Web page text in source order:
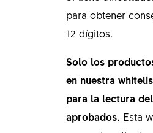
para obtener
12 dígitos.
Solo los
en nuestra
para la lectura
aprobados. Esta